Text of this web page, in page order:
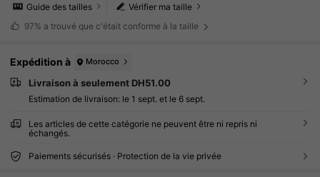
Vérifier ma taille
Guide des tailles
97% a trouvé que c'était conforme à la taille
Expédition à Morocco
Livraison à seulement DH51.00
Estimation de livraison: le 1 sept. et le 6 sept.
Les articles de cette catégorie ne peuvent être ni repris ni
échangés.
Paiements sécurisés · Protection de la vie privée